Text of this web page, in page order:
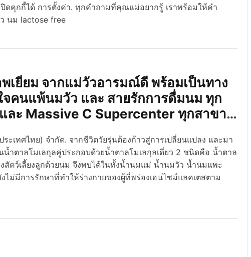
ดคุกกี้ได้ การตั้งค่า. ทุกคำถามที่คุณแม่อยากรู้ เราพร้อมให้คำ
นม lactose free
ยี่ยม จากแม่วัวอารมณ์ดี พร้อมเป็นทาง
จคนแพ้นมวัว และ สายรักการดื่มนม ทุก
ละ Massive C Supercenter ทุกสาขา
ทศไทย) จำกัด. จากชีวิตวัยรุ่นต้องก้าวสู่การเปลี่ยนแปลง และมา
ำตาลโมเลกุลคู่ประกอบด้วยน้ำตาลโมเลกุลเดี่ยว 2 ชนิดคือ น้ำตาล
ตว์เลี้ยงลูกด้วยนม จึงพบได้ในทั้งน้ำนมแม่ น้ำนมวัว น้ำนมแพะ
ม่มีการรักษาที่ทำให้ร่างกายของผู้ที่พร่องเอนไซม์แลคเตสตาม